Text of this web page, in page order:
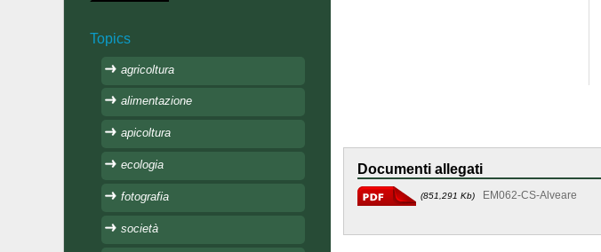
Documenti allegati
(851,291 Kb) EM062-CS-Alveare
Topics
agricoltura
alimentazione
apicoltura
ecologia
fotografia
società